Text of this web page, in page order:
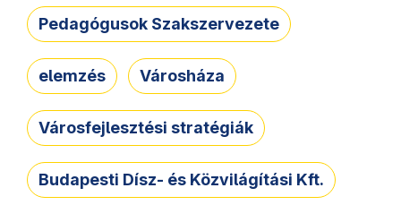
Pedagógusok Szakszervezete
elemzés Városháza
Városfejlesztési stratégiák
Budapesti Dísz- és Közvilágítási Kft.